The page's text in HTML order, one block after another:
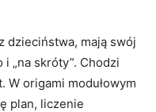
dzieciństwa, mają swój
„na skróty”. Chodzi
W origami modułowym
plan, liczenie